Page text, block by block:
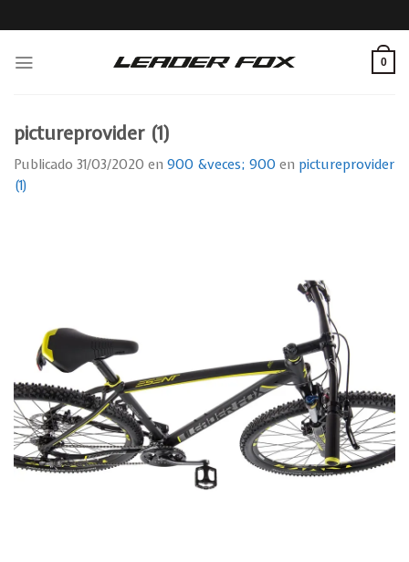
to
0
pictureprovider (1)
Publicado 31/03/2020 en 900 &veces; 900 en pictureprovider
(1)